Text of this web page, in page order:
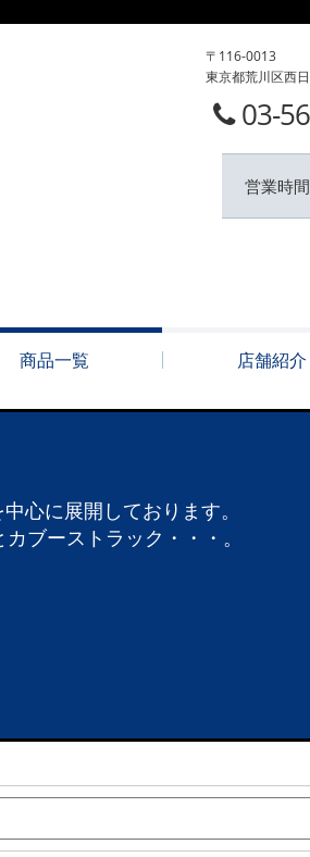
〒116-0013
東京都荒川区西
03-
営業時間
商品一覧 店舗紹介
心に展開しております。
ブーストラック・・・。